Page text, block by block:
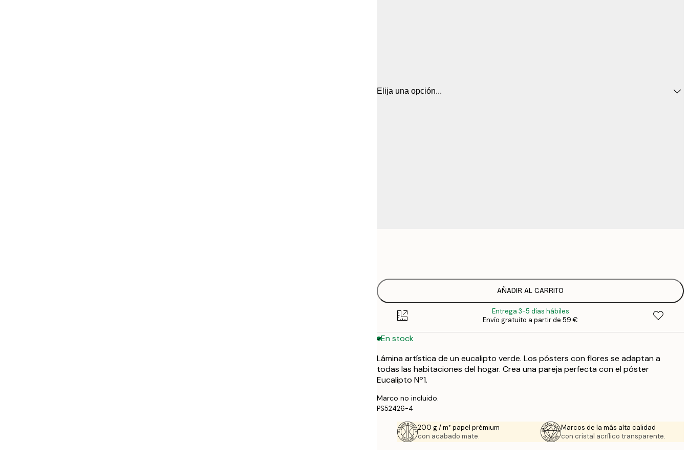
Elija una opción...
AÑADIR AL CARRITO
Entrega 3-5 días hábiles
Envío gratuito a partir de 59 €
En stock
Lámina artística de un eucalipto verde. Los pósters con flores se adaptan a
todas las habitaciones del hogar. Crea una pareja perfecta con el póster
Eucalipto Nº1.
Marco no incluido.
PS52426-4
200 g / m² papel prémium
con acabado mate.
Marcos de la más alta calidad
con cristal acrílico transparente.